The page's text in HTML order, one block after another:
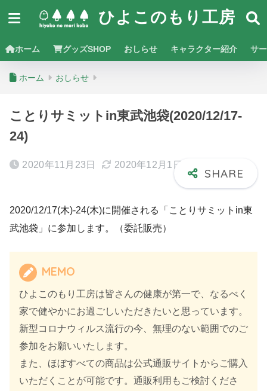
ひよこのもり工房
ホーム グッズSHOP おしらせ キャラクター紹介 サ
ホーム おしらせ
ことりサミットin東武池袋(2020/12/17-
24)
2020年11月23日 2020年12月1日
2020/12/17(木)-24(木)に開催される「ことりサミットin東
武池袋」に参加します。（委託販売）
MEMO
ひよこのもり工房は皆さんの健康が第一で、なるべく
家で健やかにお過ごしいただきたいと思っています。
新型コロナウィルス流行の今、無理のない範囲でのご
参加をお願いいたします。
また、ほぼすべての商品は公式通販サイトからご購入
いただくことが可能です。通販利用もご検討くださ